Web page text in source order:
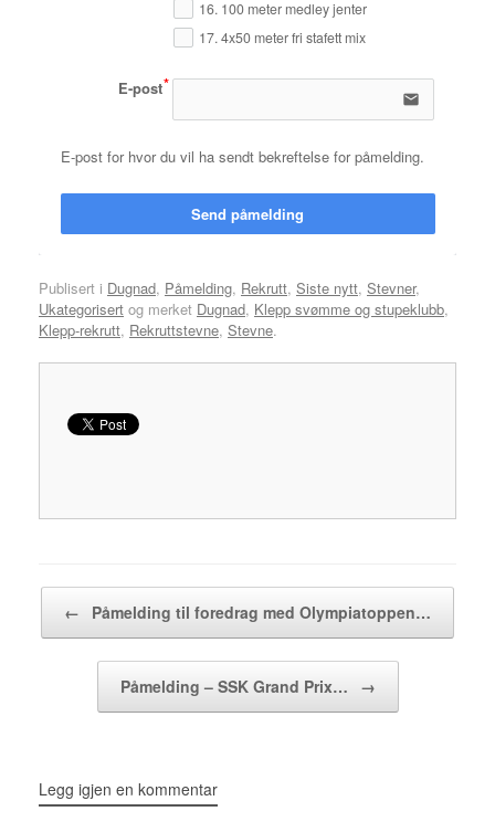
16. 100 meter medley jenter
17. 4x50 meter fri stafett mix
E-post
email
E-post for hvor du vil ha sendt bekreftelse for påmelding.
Send påmelding
Publisert i Dugnad, Påmelding, Rekrutt, Siste nytt, Stevner,
Ukategorisert og merket Dugnad, Klepp svømme og stupeklubb,
Klepp-rekrutt, Rekruttstevne, Stevne.
← Påmelding til foredrag med Olympiatoppen…
Påmelding – SSK Grand Prix… →
Legg igjen en kommentar